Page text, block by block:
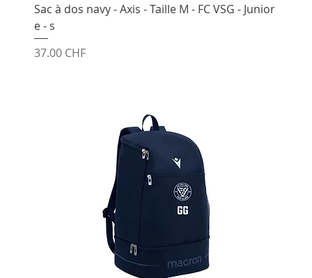
Sac à dos navy - Axis - Taille M - FC VSG - Junior
e - s
Prix
37.00 CHF